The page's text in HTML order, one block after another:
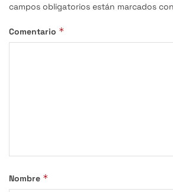
campos obligatorios están marcados con
Comentario *
Nombre *